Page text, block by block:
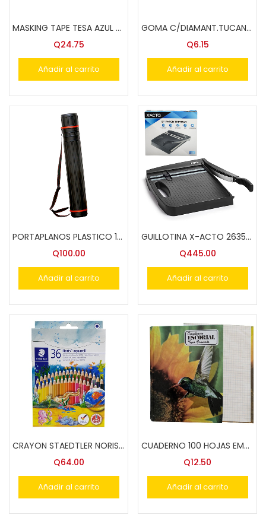
MASKING TAPE TESA AZUL 50mX19mm
Q24.75
Añadir al carrito
GOMA C/DIAMANT.TUCAN GLITER GLUE 60 GRS. COL.
Q6.15
Añadir al carrito
PORTAPLANOS PLASTICO 12.5 CM.DIA JLH 606 SYSABE
Q100.00
Añadir al carrito
GUILLOTINA X-ACTO 26352 DE 12″ MADERA
Q445.00
Añadir al carrito
CRAYON STAEDTLER NORIS ACUARELABLE 144 NC10 36 COLS
Q64.00
Añadir al carrito
CUADERNO 100 HOJAS EMP.COS. 5mm T/FRANCES
Q12.50
Añadir al carrito